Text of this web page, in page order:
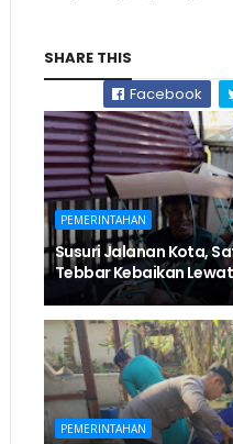
SHARE THIS
Facebook
PEMERINTAHAN
Susuri Jalanan Kota,
Tebbar Kebaikan
PEMERINTAHAN